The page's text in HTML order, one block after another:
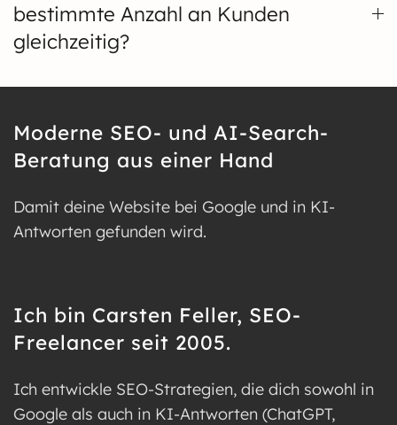
bestimmte Anzahl an Kunden
gleichzeitig?
Moderne SEO- und AI-Search-
Beratung aus einer Hand
Damit deine Website bei Google und in KI-
Antworten gefunden wird.
Ich bin Carsten Feller, SEO-
Freelancer seit 2005.
Ich entwickle SEO-Strategien, die dich sowohl in
Google als auch in KI-Antworten (ChatGPT,